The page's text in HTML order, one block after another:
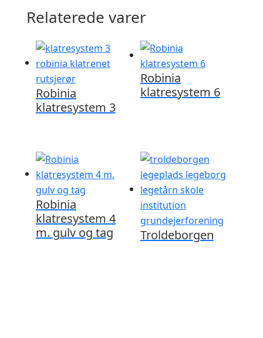
Relaterede varer
Robinia
klatresystem 3
Robinia
klatresystem 6
Robinia
klatresystem 4
m. gulv og tag
Troldeborgen